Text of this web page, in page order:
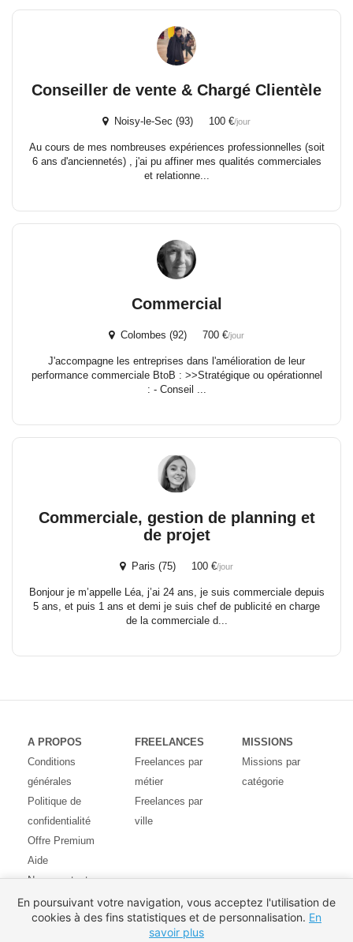
Conseiller de vente & Chargé Clientèle
Noisy-le-Sec (93) 100 €/jour
Au cours de mes nombreuses expériences professionnelles (soit
6 ans d'anciennetés) , j'ai pu affiner mes qualités commerciales
et relationne...
Commercial
Colombes (92) 700 €/jour
J'accompagne les entreprises dans l'amélioration de leur
performance commerciale BtoB : >>Stratégique ou opérationnel
: - Conseil ...
Commerciale, gestion de planning et
de projet
Paris (75) 100 €/jour
Bonjour je m’appelle Léa, j’ai 24 ans, je suis commerciale depuis
5 ans, et puis 1 ans et demi je suis chef de publicité en charge
de la commerciale d...
A PROPOS
Conditions
générales
Politique de
confidentialité
Offre Premium
Aide
Nous contacter
Avis des
utilisateurs
FREELANCES
Freelances par
métier
Freelances par
ville
MISSIONS
Missions par
catégorie
En poursuivant votre navigation, vous acceptez l'utilisation de
cookies à des fins statistiques et de personnalisation. En
savoir plus